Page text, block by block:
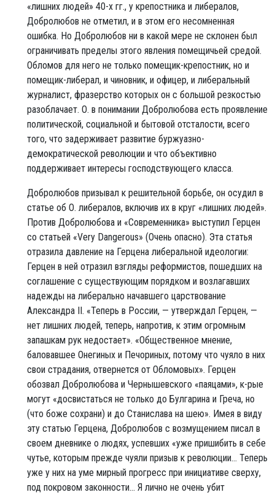
«лишних людей» 40-х гг., у крепостника и либералов,
Добролюбов не отметил, и в этом его несомненная
ошибка. Но Добролюбов ни в какой мере не склонен был
ограничивать пределы этого явления помещичьей средой.
Обломов для него не только помещик-крепостник, но и
помещик-либерал, и чиновник, и офицер, и либеральный
журналист, фразерство которых он с большой резкостью
разоблачает. О. в понимании Добролюбова есть проявление
политической, социальной и бытовой отсталости, всего
того, что задерживает развитие буржуазно-
демократической революции и что объективно
поддерживает интересы господствующего класса.
Добролюбов призывал к решительной борьбе, он осудил в
статье об О. либералов, включив их в круг «лишних людей».
Против Добролюбова и «Современника» выступил Герцен
со статьей «Very Dangerous» (Очень опасно). Эта статья
отразила давление на Герцена либеральной идеологии:
Герцен в ней отразил взгляды реформистов, пошедших на
соглашение с существующим порядком и возлагавших
надежды на либерально начавшего царствование
Александра II. «Теперь в России, — утверждал Герцен, —
нет лишних людей, теперь, напротив, к этим огромным
запашкам рук недостает». «Общественное мнение,
баловавшее Онегиных и Печориных, потому что чуяло в них
свои страдания, отвернется от Обломовых». Герцен
обозвал Добролюбова и Чернышевского «паяцами», к-рые
могут «досвистаться не только до Булгарина и Греча, но
(что боже сохрани) и до Станислава на шею». Имея в виду
эту статью Герцена, Добролюбов с возмущением писал в
своем дневнике о людях, успевших «уже пришибить в себе
чутье, которым прежде чуяли призыв к революции... Теперь
уже у них на уме мирный прогресс при инициативе сверху,
под покровом законности... Я лично не очень убит